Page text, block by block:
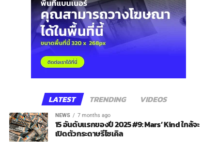
LATEST TRENDING VIDEOS
NEWS 7 months ago
15 อันดับแรกของปี 2025 #9: Mars’ Kind ใกล้จะ
เปิดตัวกระดาษรีไซเคิล